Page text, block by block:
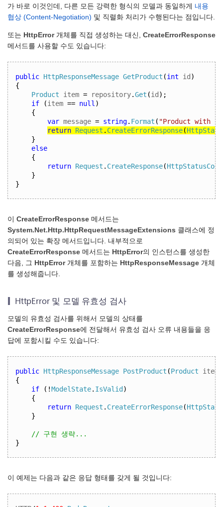
가 바로 이것인데, 다른 모든 강력한 형식의 모델과 동일하게 내용
협상 (Content-Negotiation) 및 직렬화 처리가 수행된다는 점입니다.
또는 HttpError개체를 직접 생성하는 대신, CreateErrorResponse
메서드를 사용할 수도 있습니다:
public HttpResponseMessage GetProduct (int id )
{
Product item = repository.Get (id );
if
(item == null )
{
var message = string. Format ( "Product with
return Request . CreateErrorResponse(
}
else
{
return Request . CreateResponse(HttpStatusCode
}
}
이 CreateErrorResponse 메서드는
System.Net.Http.HttpRequestMessageExtensions 클래스에 정
의되어 있는 확장 메서드입니다. 내부적으로
CreateErrorResponse 메서드는 HttpError의 인스턴스를 생성한
다음, 그 HttpError개체를 포함하는 HttpResponseMessage 개체
를 생성해줍니다.
HttpError 및 모델 유효성 검사
모델의 유효성 검사를 위해서 모델의 상태를
CreateErrorResponse에 전달해서 유효성 검사 오류 내용들을 응
답에 포함시킬 수도 있습니다:
public HttpResponseMessage PostProduct (Product item
{
if
(!ModelState. IsValid )
{
return Request . CreateErrorResponse(
}
// 구현 생략...
}
이 예제는 다음과 같은 응답 형태를 갖게 될 것입니다: